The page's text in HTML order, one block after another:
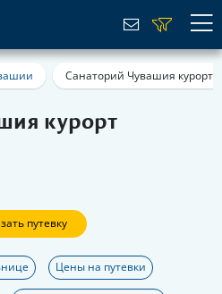
Санаторий Чувашия курорт
курорт
путевку
Цены на путевки